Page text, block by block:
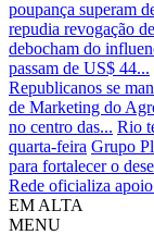
poupança superam
repudia revogação
debocham do
passam de US$ 44...
Republicanos se
de Marketing do
no centro das... Rio
quarta-feira Grupo
para fortalecer o
Rede oficializa
EM ALTA
MENU